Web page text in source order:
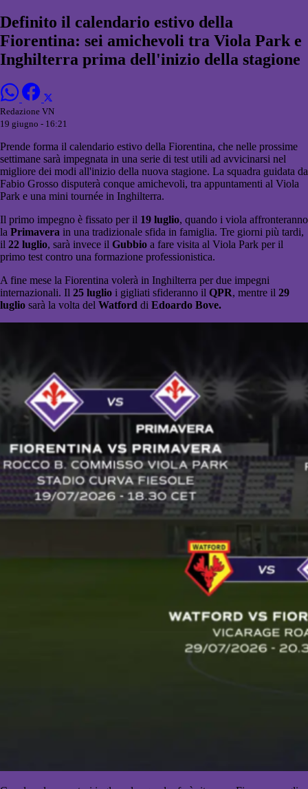
Definito il calendario estivo della
Fiorentina: sei amichevoli tra Viola Park e
Inghilterra prima dell'inizio della stagione
Redazione VN
19 giugno - 16:21
Prende forma il calendario estivo della Fiorentina, che nelle prossime
settimane sarà impegnata in una serie di test utili ad avvicinarsi nel
migliore dei modi all'inizio della nuova stagione. La squadra guidata da
Fabio Grosso disputerà conque amichevoli, tra appuntamenti al Viola
Park e una mini tournée in Inghilterra.
Il primo impegno è fissato per il 19 luglio, quando i viola affronteranno
la Primavera in una tradizionale sfida in famiglia. Tre giorni più tardi,
il 22 luglio, sarà invece il Gubbio a fare visita al Viola Park per il
primo test contro una formazione professionistica.
A fine mese la Fiorentina volerà in Inghilterra per due impegni
internazionali. Il 25 luglio i gigliati sfideranno il QPR, mentre il 29
luglio sarà la volta del Watford di Edoardo Bove.